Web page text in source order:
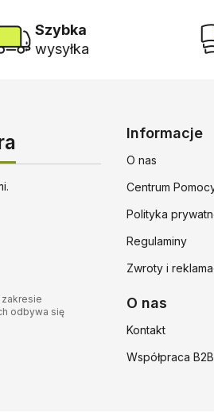
Szybka
wysyłka
odbywa się
Linki w
Informacje
O nas
Centrum
Polityka
Regulaminy
Zwroty i
O nas
Kontakt
Współpraca B2B